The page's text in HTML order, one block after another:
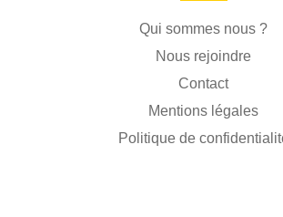
Qui sommes nous ?
Nous rejoindre
Contact
Mentions légales
Politique de